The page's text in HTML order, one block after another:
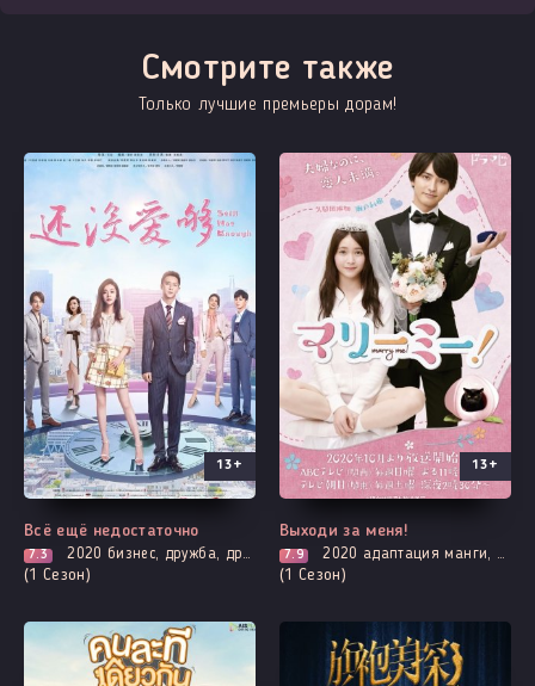
Смотрите также
Только лучшие премьеры дорам!
Все серии
13+
Всё ещё недостаточно
7.3 2020 бизнес, дружба, драма, мелодрама, повседневность, романтика
(1 Сезон)
Выходит - 7 Серия
13+
Выходи за меня!
7.9 2020 адаптация манги, повседневность, романтика
(1 Сезон)